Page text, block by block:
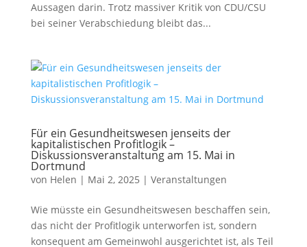
Aussagen darin. Trotz massiver Kritik von CDU/CSU
bei seiner Verabschiedung bleibt das...
Für ein Gesundheitswesen jenseits der
kapitalistischen Profitlogik –
Diskussionsveranstaltung am 15. Mai in
Dortmund
von Helen | Mai 2, 2025 | Veranstaltungen
Wie müsste ein Gesundheitswesen beschaffen sein,
das nicht der Profitlogik unterworfen ist, sondern
konsequent am Gemeinwohl ausgerichtet ist, als Teil